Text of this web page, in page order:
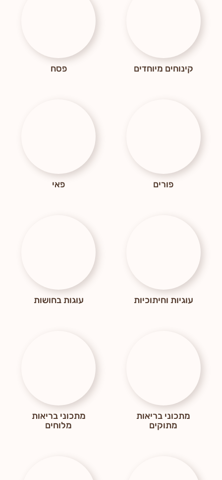
קינוחים מיוחדים פסח
פורים פאי
עוגיות וחיתוכיות עוגות בחושות
מתכוני בריאות
מתוקים
מתכוני בריאות
מלוחים